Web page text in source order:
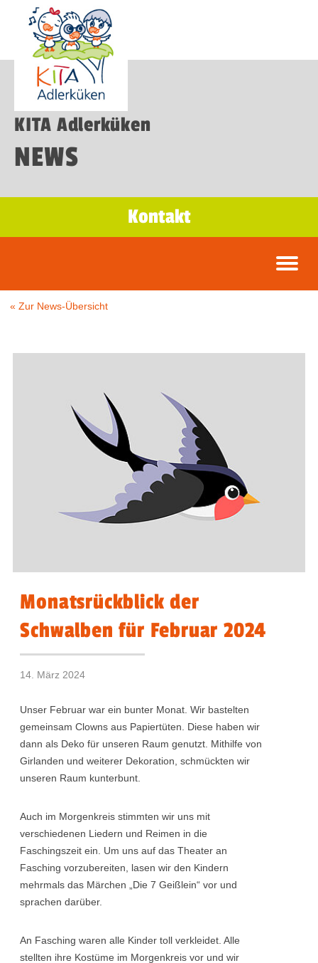
KITA Adlerküken
NEWS
Kontakt
« Zur News-Übersicht
Monatsrückblick der
Schwalben für Februar 2024
14. März 2024
Unser Februar war ein bunter Monat. Wir bastelten
gemeinsam Clowns aus Papiertüten. Diese haben wir
dann als Deko für unseren Raum genutzt. Mithilfe von
Girlanden und weiterer Dekoration, schmückten wir
unseren Raum kunterbunt.
Auch im Morgenkreis stimmten wir uns mit
verschiedenen Liedern und Reimen in die
Faschingszeit ein. Um uns auf das Theater an
Fasching vorzubereiten, lasen wir den Kindern
mehrmals das Märchen „Die 7 Geißlein“ vor und
sprachen darüber.
An Fasching waren alle Kinder toll verkleidet. Alle
stellten ihre Kostüme im Morgenkreis vor und wir